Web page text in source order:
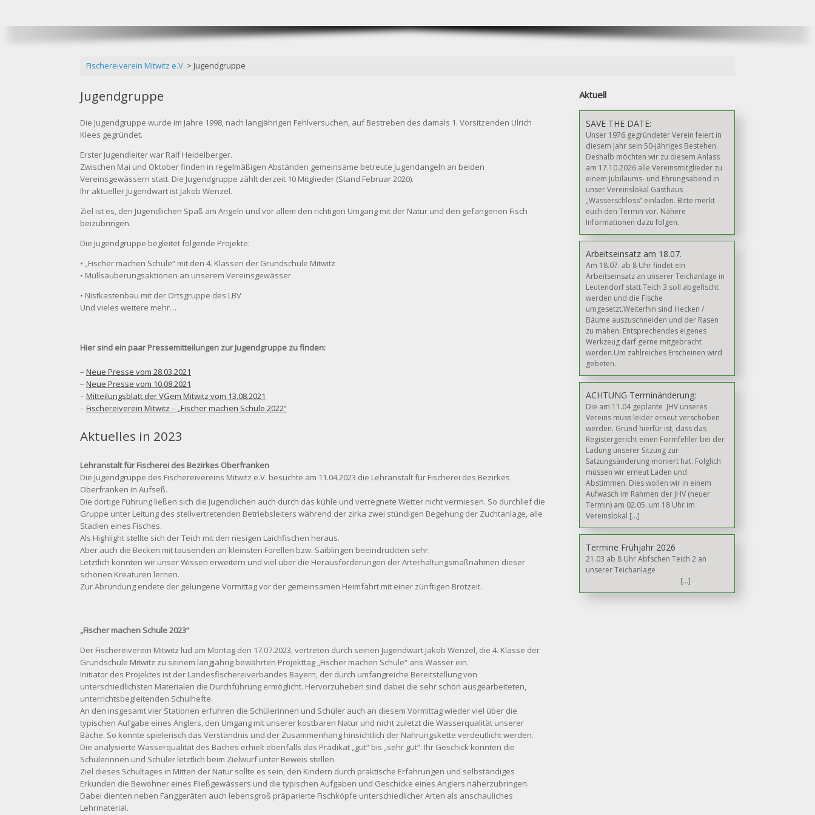
Fischereiverein Mitwitz e.V. > Jugendgruppe
Jugendgruppe
Die Jugendgruppe wurde im Jahre 1998, nach langjährigen Fehlversuchen, auf Bestreben des damals 1. Vorsitzenden Ulrich
Klees gegründet.
Erster Jugendleiter war Ralf Heidelberger.
Zwischen Mai und Oktober finden in regelmäßigen Abständen gemeinsame betreute Jugendangeln an beiden
Vereinsgewässern statt. Die Jugendgruppe zählt derzeit 10 Mitglieder (Stand Februar 2020).
Ihr aktueller Jugendwart ist Jakob Wenzel.
Ziel ist es, den Jugendlichen Spaß am Angeln und vor allem den richtigen Umgang mit der Natur und den gefangenen Fisch
beizubringen.
Die Jugendgruppe begleitet folgende Projekte:
• „Fischer machen Schule“ mit den 4. Klassen der Grundschule Mitwitz
• Müllsäuberungsaktionen an unserem Vereinsgewässer
• Nistkastenbau mit der Ortsgruppe des LBV
Und vieles weitere mehr…
Hier sind ein paar Pressemitteilungen zur Jugendgruppe zu finden:
– Neue Presse vom 28.03.2021
– Neue Presse vom 10.08.2021
– Mitteilungsblatt der VGem Mitwitz vom 13.08.2021
– Fischereiverein Mitwitz – „Fischer machen Schule 2022“
Aktuelles in 2023
Lehranstalt für Fischerei des Bezirkes Oberfranken
Die Jugendgruppe des Fischereivereins Mitwitz e.V. besuchte am 11.04.2023 die Lehranstalt für Fischerei des Bezirkes
Oberfranken in Aufseß.
Die dortige Führung ließen sich die Jugendlichen auch durch das kühle und verregnete Wetter nicht vermiesen. So durchlief die
Gruppe unter Leitung des stellvertretenden Betriebsleiters während der zirka zwei stündigen Begehung der Zuchtanlage, alle
Stadien eines Fisches.
Als Highlight stellte sich der Teich mit den riesigen Laichfischen heraus.
Aber auch die Becken mit tausenden an kleinsten Forellen bzw. Saiblingen beeindruckten sehr.
Letztlich konnten wir unser Wissen erweitern und viel über die Herausforderungen der Arterhaltungsmaßnahmen dieser
schönen Kreaturen lernen.
Zur Abrundung endete der gelungene Vormittag vor der gemeinsamen Heimfahrt mit einer zünftigen Brotzeit.
„Fischer machen Schule 2023“
Der Fischereiverein Mitwitz lud am Montag den 17.07.2023, vertreten durch seinen Jugendwart Jakob Wenzel, die 4. Klasse der
Grundschule Mitwitz zu seinem langjährig bewährten Projekttag „Fischer machen Schule“ ans Wasser ein.
Initiator des Projektes ist der Landesfischereiverbandes Bayern, der durch umfangreiche Bereitstellung von
unterschiedlichsten Materialen die Durchführung ermöglicht. Hervorzuheben sind dabei die sehr schön ausgearbeiteten,
unterrichtsbegleitenden Schulhefte.
An den insgesamt vier Stationen erfuhren die Schülerinnen und Schüler auch an diesem Vormittag wieder viel über die
typischen Aufgabe eines Anglers, den Umgang mit unserer kostbaren Natur und nicht zuletzt die Wasserqualität unserer
Bäche. So konnte spielerisch das Verständnis und der Zusammenhang hinsichtlich der Nahrungskette verdeutlicht werden.
Die analysierte Wasserqualität des Baches erhielt ebenfalls das Prädikat „gut“ bis „sehr gut“. Ihr Geschick konnten die
Schülerinnen und Schüler letztlich beim Zielwurf unter Beweis stellen.
Ziel dieses Schultages in Mitten der Natur sollte es sein, den Kindern durch praktische Erfahrungen und selbständiges
Erkunden die Bewohner eines Fließgewässers und die typischen Aufgaben und Geschicke eines Anglers näherzubringen.
Dabei dienten neben Fanggeräten auch lebensgroß präparierte Fischköpfe unterschiedlicher Arten als anschauliches
Lehrmaterial.
Aktuell
SAVE THE DATE:
Unser 1976 gegründeter Verein feiert in
diesem Jahr sein 50-jähriges Bestehen.
Deshalb möchten wir zu diesem Anlass
am 17.10.2026 alle Vereinsmitglieder zu
einem Jubiläums- und Ehrungsabend in
unser Vereinslokal Gasthaus
„Wasserschloss“ einladen. Bitte merkt
euch den Termin vor. Nähere
Informationen dazu folgen.
Arbeitseinsatz am 18.07.
Am 18.07. ab 8 Uhr findet ein
Arbeitseinsatz an unserer Teichanlage in
Leutendorf statt.Teich 3 soll abgefischt
werden und die Fische
umgesetzt.Weiterhin sind Hecken /
Bäume auszuschneiden und der Rasen
zu mähen. Entsprechendes eigenes
Werkzeug darf gerne mitgebracht
werden.Um zahlreiches Erscheinen wird
gebeten.
ACHTUNG Terminänderung:
Die am 11.04 geplante JHV unseres
Vereins muss leider erneut verschoben
werden. Grund hierfür ist, dass das
Registergericht einen Formfehler bei der
Ladung unserer Sitzung zur
Satzungsänderung moniert hat. Folglich
müssen wir erneut Laden und
Abstimmen. Dies wollen wir in einem
Aufwasch im Rahmen der JHV (neuer
Termin) am 02.05. um 18 Uhr im
Vereinslokal […]
Termine Frühjahr 2026
21.03 ab 8 Uhr Abfschen Teich 2 an
unserer Teichanlage
[…]